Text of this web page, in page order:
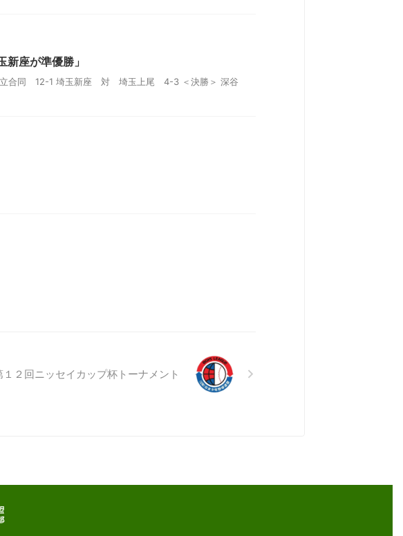
座が準優勝」
立合同 12-1 埼玉新座 対 埼玉上尾 4-3 ＜決勝＞ 深谷
１２回ニッセイカップ杯トーナメント